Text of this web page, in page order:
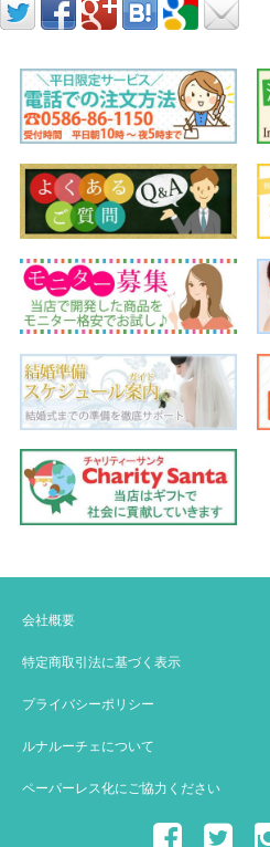
会社概要
特定商取引法に基づく表示
プライバシーポリシー
ルナルーチェについて
ペーパーレス化にご協力ください